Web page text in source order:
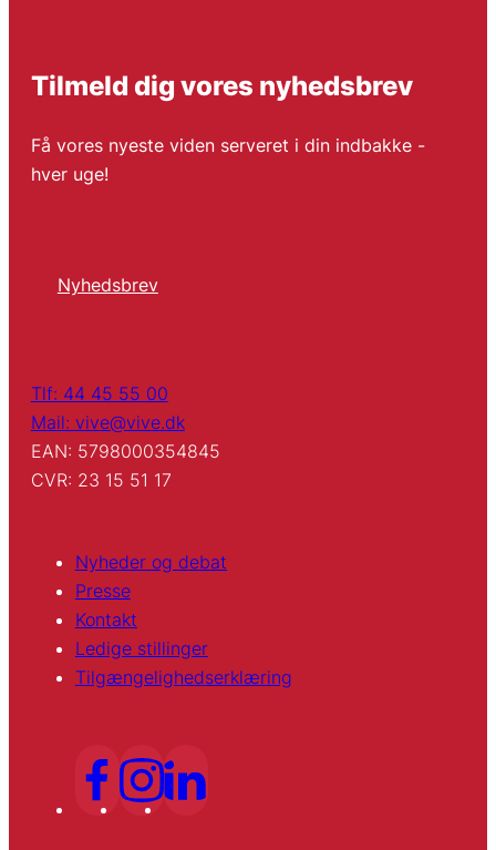
Tilmeld dig vores nyhedsbrev
Få vores nyeste viden serveret i din indbakke -
hver uge!
Nyhedsbrev
Tlf: 44 45 55 00
Mail: vive@vive.dk
EAN: 5798000354845
CVR: 23 15 51 17
Nyheder og debat
Presse
Kontakt
Ledige stillinger
Tilgængelighedserklæring